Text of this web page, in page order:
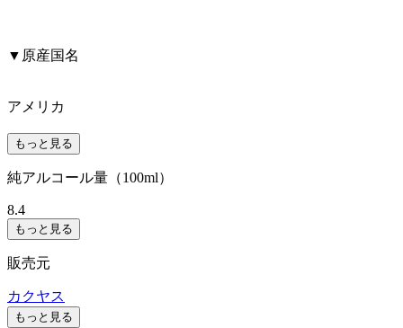
▼原産国名
アメリカ
もっと見る
純アルコール量（100ml）
8.4
もっと見る
販売元
カクヤス
もっと見る